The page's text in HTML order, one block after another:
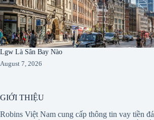
Lgw Là Sân Bay Nào
August 7, 2026
GIỚI THIỆU
Robins Việt Nam cung cấp thông tin vay tiền